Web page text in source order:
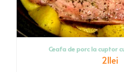
Ceafa de porc la cuptor
21lei